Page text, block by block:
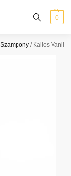
0
Szampony / Kallos Vanilla